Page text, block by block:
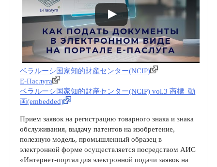
ベラルーシ国家知的財産センター(NCIP)
Е-Паслуга
ベラルーシ国家知的財産センター(NCIP) vol.3 商標_動
画(embedded)
Прием заявок на регистрацию товарного знака и знака
обслуживания, выдачу патентов на изобретение,
полезную модель, промышленный образец в
электронной форме осуществляется посредством АИС
«Интернет-портал для электронной подачи заявок на